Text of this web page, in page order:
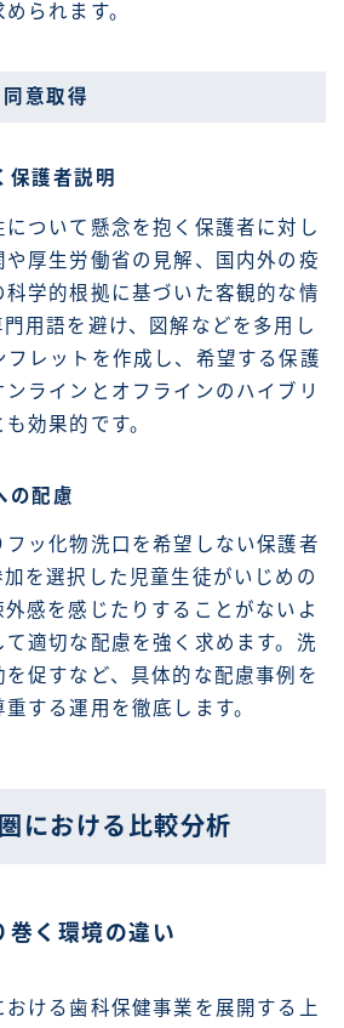
られます。
意取得
保護者説明
ついて懸念を抱く保護者に対し
厚生労働省の見解、国内外の疫
学的根拠に基づいた客観的な情
用語を避け、図解などを多用し
レットを作成し、希望する保護
ラインとオフラインのハイブリ
効果的です。
の配慮
ッ化物洗口を希望しない保護者
を選択した児童生徒がいじめの
感を感じたりすることがないよ
適切な配慮を強く求めます。洗
を促すなど、具体的な配慮事例を
する運用を徹底します。
における比較分析
巻く環境の違い
ける歯科保健事業を展開する上